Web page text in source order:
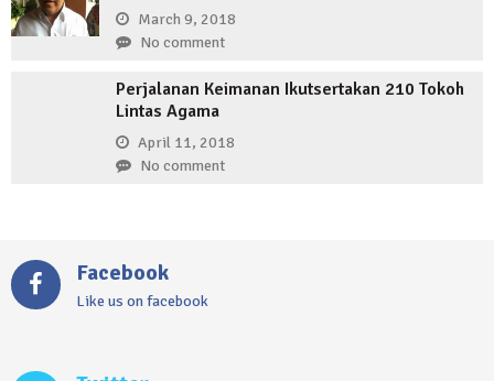
March 9, 2018
No comment
Perjalanan Keimanan Ikutsertakan 210 Tokoh
Lintas Agama
April 11, 2018
No comment
Facebook
Like us on facebook